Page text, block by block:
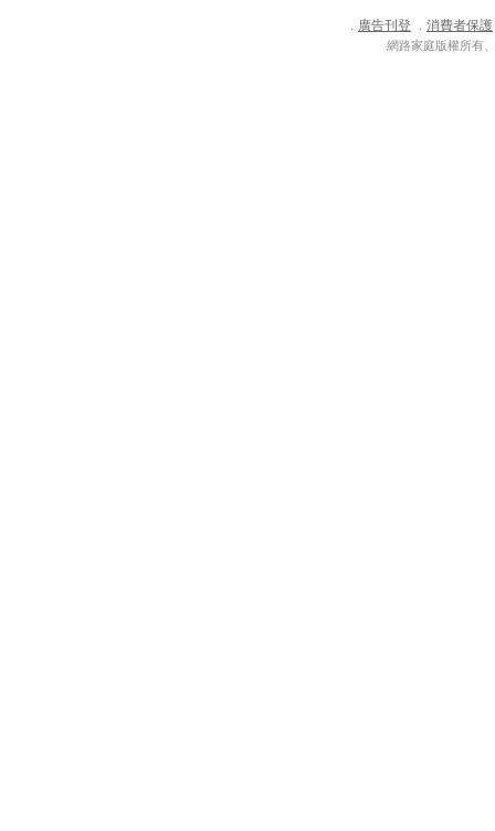
． 廣告刊登 ． 消費者保護
網路家庭版權所有